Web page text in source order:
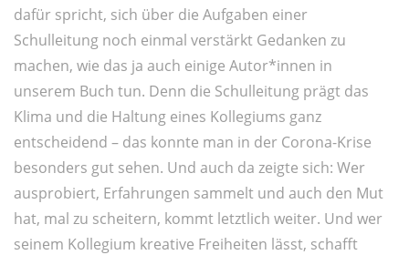
dafür spricht, sich über die Aufgaben einer
Schulleitung noch einmal verstärkt Gedanken zu
machen, wie das ja auch einige Autor*innen in
unserem Buch tun. Denn die Schulleitung prägt das
Klima und die Haltung eines Kollegiums ganz
entscheidend – das konnte man in der Corona-Krise
besonders gut sehen. Und auch da zeigte sich: Wer
ausprobiert, Erfahrungen sammelt und auch den Mut
hat, mal zu scheitern, kommt letztlich weiter. Und wer
seinem Kollegium kreative Freiheiten lässt, schafft